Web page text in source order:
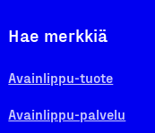
Hae merkkiä
Avainlippu-tuote
Avainlippu-palvelu